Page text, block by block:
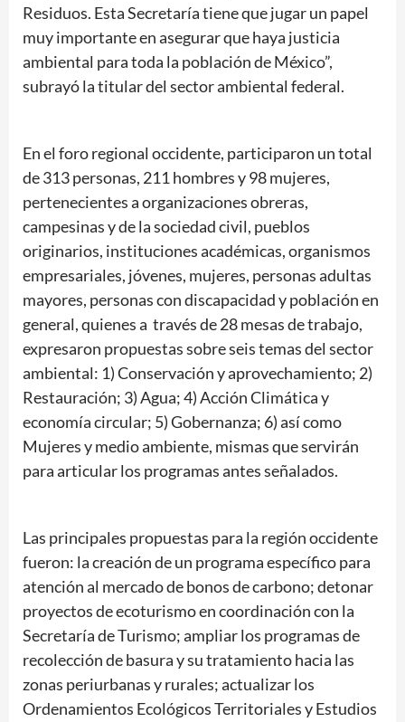
Residuos. Esta Secretaría tiene que jugar un papel
muy importante en asegurar que haya justicia
ambiental para toda la población de México”,
subrayó la titular del sector ambiental federal.
En el foro regional occidente, participaron un total
de 313 personas, 211 hombres y 98 mujeres,
pertenecientes a organizaciones obreras,
campesinas y de la sociedad civil, pueblos
originarios, instituciones académicas, organismos
empresariales, jóvenes, mujeres, personas adultas
mayores, personas con discapacidad y población en
general, quienes a través de 28 mesas de trabajo,
expresaron propuestas sobre seis temas del sector
ambiental: 1) Conservación y aprovechamiento; 2)
Restauración; 3) Agua; 4) Acción Climática y
economía circular; 5) Gobernanza; 6) así como
Mujeres y medio ambiente, mismas que servirán
para articular los programas antes señalados.
Las principales propuestas para la región occidente
fueron: la creación de un programa específico para
atención al mercado de bonos de carbono; detonar
proyectos de ecoturismo en coordinación con la
Secretaría de Turismo; ampliar los programas de
recolección de basura y su tratamiento hacia las
zonas periurbanas y rurales; actualizar los
Ordenamientos Ecológicos Territoriales y Estudios